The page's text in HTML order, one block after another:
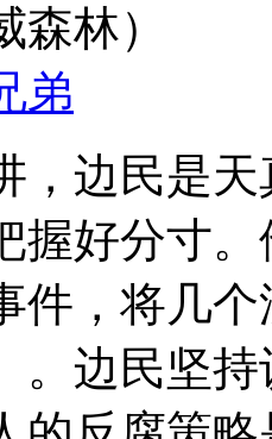
林）
弟
，边民是
握好分寸
件，将几
。边民坚